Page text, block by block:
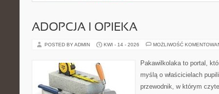
ADOPCJA I OPIEKA
POSTED BY ADMIN KWI - 14 - 2026 MOŻLIWOŚĆ
Pakawilkolaka to portal,
myślą o właścicielach
przewodnik, w którym